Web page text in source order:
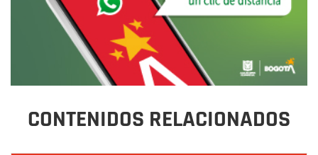
CONTENIDOS RELACIONADOS